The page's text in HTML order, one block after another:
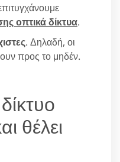
οπτικά δίκτυα.
. Δηλαδή, οι
προς το μηδέν.
θέλει